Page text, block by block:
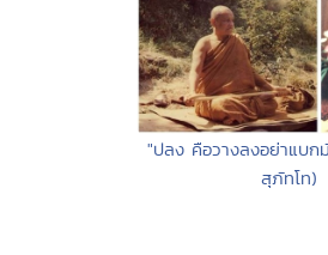
"ปลง คือวางลงอย่าแบก
สุภัทโท)